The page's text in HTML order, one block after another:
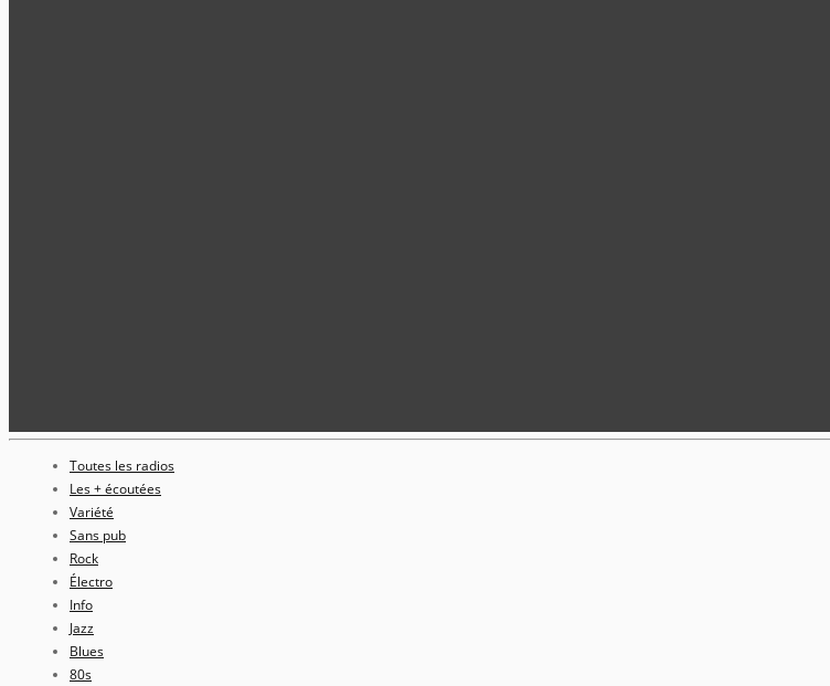
Toutes les radios
Les + écoutées
Variété
Sans pub
Rock
Électro
Info
Jazz
Blues
80s